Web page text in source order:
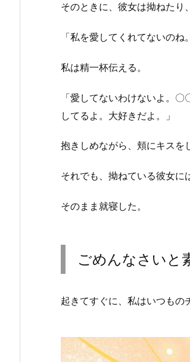
そのときに、彼女は拗ねたり
「私を愛してくれてないのね
私は精一杯伝える。
「愛してないわけないよ。
してるよ。大好きだよ。」
抱きしめながら、頬にキスを
それでも、拗ねている彼女に
そのまま就寝した。
ごめんなさいと
起きてすぐに、私はいつもの